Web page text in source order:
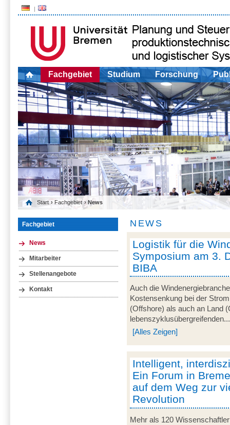
Fachgebiet Studium Forschung
Start › Fachgebiet › News
Fachgebiet
News
Mitarbeiter
Stellenangebote
Kontakt
NEWS
Logistik für die
Symposium am 3.
BIBA
Auch die
Kostensenkung bei der
(Offshore) als auch an Land
lebenszyklusübergreifenden...
[Alles Zeigen]
Intelligent,
Ein Forum in
auf dem Weg zur
Revolution
Mehr als 120